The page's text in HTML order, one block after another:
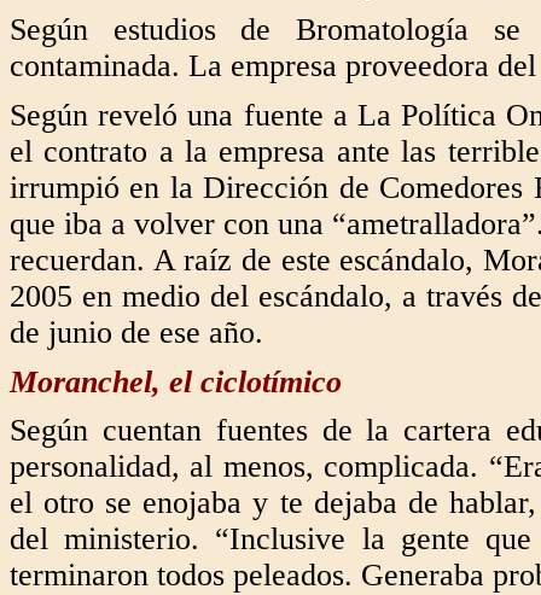
Según estudios de Bromatología
contaminada. La empresa proveedora
Según reveló una fuente a La Política
el contrato a la empresa ante las
irrumpió en la Dirección de Comedores
que iba a volver con una
recuerdan. A raíz de este escándalo,
2005 en medio del escándalo, a través
de junio de ese año.
Moranchel, el ciclotímico
Según cuentan fuentes de la cartera
personalidad, al menos, complicada.
el otro se enojaba y te dejaba de
del ministerio. “Inclusive la gente
terminaron todos peleados. Generaba